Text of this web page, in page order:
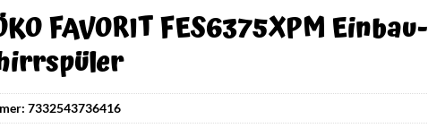
FAVORIT FES6375XPM Einbau-
7332543736416